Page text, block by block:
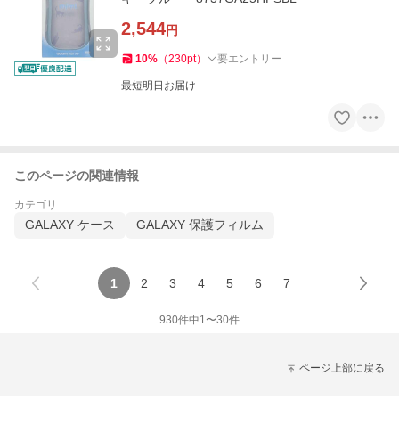
2,544円
10% （230pt） 要エントリー
最短明日お届け
このページの関連情報
カテゴリ
GALAXY ケース GALAXY 保護フィルム
1 2 3 4 5 6 7
930件中1〜30件
ページ上部に戻る